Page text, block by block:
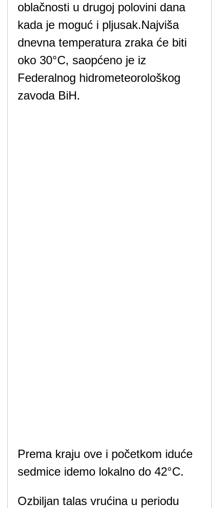
oblačnosti u drugoj polovini dana
kada je moguć i pljusak.Najviša
dnevna temperatura zraka će biti
oko 30°C, saopćeno je iz
Federalnog hidrometeorološkog
zavoda BiH.
Prema kraju ove i početkom iduće
sedmice idemo lokalno do 42°C.
Ozbiljan talas vrućina u periodu